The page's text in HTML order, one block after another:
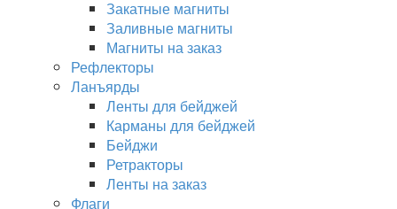
Закатные магниты
Заливные магниты
Магниты на заказ
Рефлекторы
Ланъярды
Ленты для бейджей
Карманы для бейджей
Бейджи
Ретракторы
Ленты на заказ
Флаги